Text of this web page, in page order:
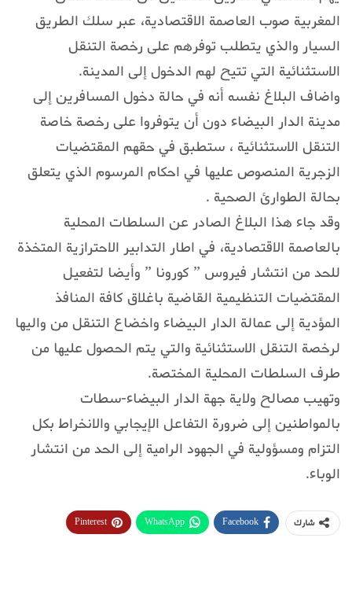
المغربية صوب العاصمة الاقتصادية، عبر سلك الطريق
السيار والذي يتطلب توفرهم على رخصة التنقل
الاستثنائية التي تتيح لهم الدخول إلى المدينة.
واضاف البلاغ نفسه أنه في حالة دخول المسافرين إلى
مدينة الدار البيضاء دون أن يتوفروا على رخصة خاصة
التنقل الاستثنائية ، ستطبق في حقهم المقتضيات
الزجرية المنصوص عليها في احكام المرسوم الذي يتعلق
بحالة الطوارئ الصحية .
وقد جاء هذا البلاغ الصادر عن السلطات المحلية
بالعاصمة الاقتصادية، في اطار التدابير الاحترازية المتخذة
للحد من انتشار فيروس ” كورونا ” وأيضا لتفعيل
المقتضيات التنظيمية القاضية باغلاق كافة المنافذ
المؤدية إلى عمالة الدار البيضاء واخضاع التنقل من واليها
لرخصة التنقل الاستثنائية والتي يتم الحصول عليها من
طرف السلطات المحلية المختصة.
وتهيب مصالح ولاية جهة الدار البيضاء-سطات
بالمواطنين إلى ضرورة التفاعل الإيجابي والانخراط بكل
التزام ومسؤولية في الجهود الرامية إلى الحد من انتشار
الوباء.
شارك Facebook
WhatsApp
Pinterest